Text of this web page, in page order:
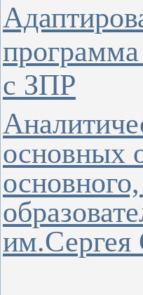
с ЗПР
основных
им.Сергея